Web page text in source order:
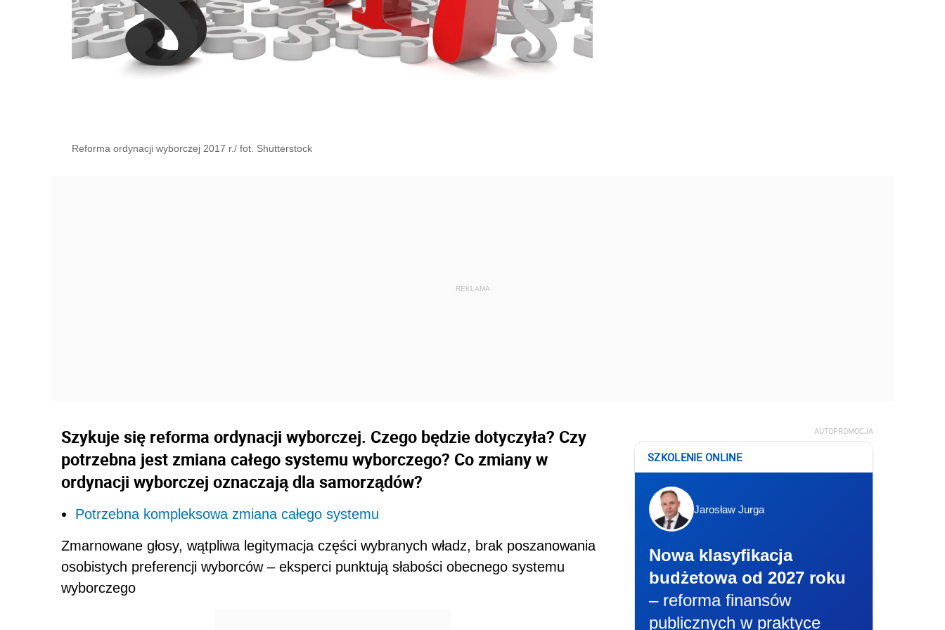
Reforma ordynacji wyborczej 2017 r./ fot. Shutterstock
Szykuje się reforma ordynacji wyborczej. Czego będzie dotyczyła? Czy
potrzebna jest zmiana całego systemu wyborczego? Co zmiany w
ordynacji wyborczej oznaczają dla samorządów?
Potrzebna kompleksowa zmiana całego systemu
Zmarnowane głosy, wątpliwa legitymacja części wybranych władz, brak poszanowania
osobistych preferencji wyborców – eksperci punktują słabości obecnego systemu
wyborczego
AUTOPROMOCJA
SZKOLENIE ONLINE
Jarosław Jurga
Nowa klasyfikacja
budżetowa od 2027 roku
– reforma finansów
publicznych w praktyce